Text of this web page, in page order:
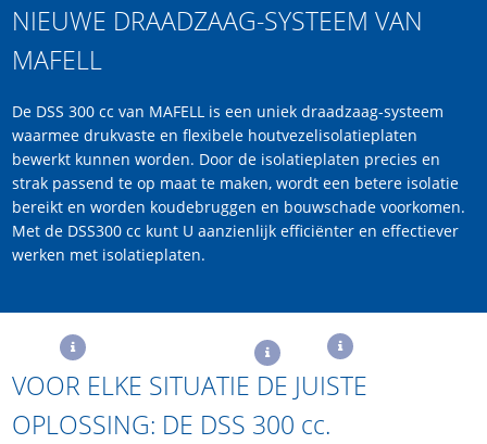
NIEUWE DRAADZAAG-SYSTEEM VAN
MAFELL
De DSS 300 cc van MAFELL is een uniek draadzaag-systeem
waarmee drukvaste en flexibele houtvezelisolatieplaten
bewerkt kunnen worden. Door de isolatieplaten precies en
strak passend te op maat te maken, wordt een betere isolatie
bereikt en worden koudebruggen en bouwschade voorkomen.
Met de DSS300 cc kunt U aanzienlijk efficiënter en effectiever
werken met isolatieplaten.
VOOR ELKE SITUATIE DE JUISTE
OPLOSSING: DE DSS 300 cc.